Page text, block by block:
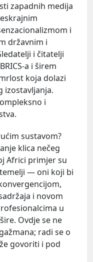
zapadnih medija
i
državnim i
i čitatelji
a i širem
koja dolazi
izostavljanja.
i
sustavom?
klica nečeg
Africi primjer su
— oni koji bi
i novom
u
Ovdje se ne
radi se o
govoriti i pod